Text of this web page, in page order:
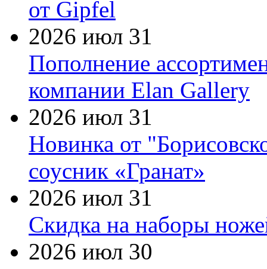
от Gipfel
2026 июл 31
Пополнение
компании Elan Gallery
2026 июл 31
Новинка от
соусник «Гранат»
2026 июл 31
Скидка на наборы
2026 июл 30